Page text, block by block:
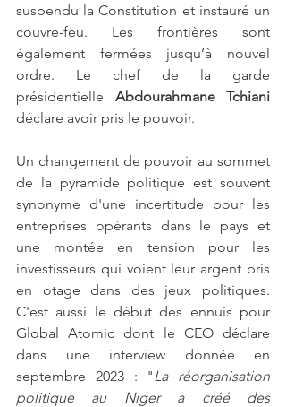
suspendu la Constitution et instauré un
couvre-feu. Les frontières sont
également fermées jusqu’à nouvel
ordre. Le chef de la garde
présidentielle Abdourahmane Tchiani
déclare avoir pris le pouvoir.
Un changement de pouvoir au sommet
de la pyramide politique est souvent
synonyme d'une incertitude pour les
entreprises opérants dans le pays et
une montée en tension pour les
investisseurs qui voient leur argent pris
en otage dans des jeux politiques.
C'est aussi le début des ennuis pour
Global Atomic dont le CEO déclare
dans une interview donnée en
septembre 2023 : " La réorganisation
politique au Niger a créé des